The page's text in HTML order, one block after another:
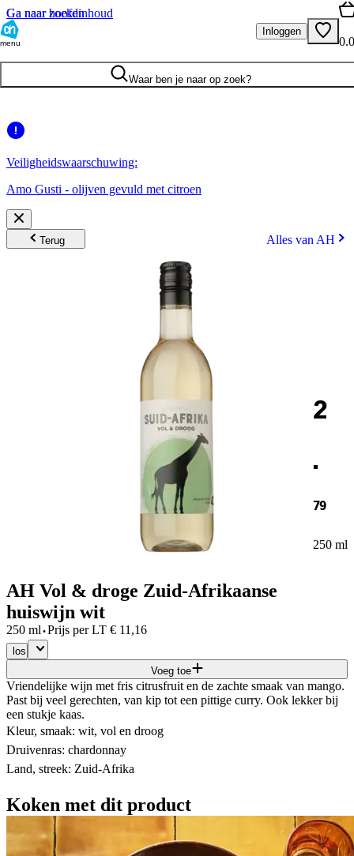
Ga naar hoofdinhoud
Ga naar zoeken
menu
Inloggen
Waar ben je naar op zoek?
Veiligheidswaarschuwing:
Amo Gusti - olijven gevuld met citroen
Terug Alles van AH
2
.
79
250 ml
AH Vol & droge Zuid-Afrikaanse
huiswijn wit
250 ml·Prijs per LT € 11,16
los
Voeg toe
Vriendelijke wijn met fris citrusfruit en de zachte smaak van mango.
Past bij veel gerechten, van kip tot een pittige curry. Ook lekker bij
een stukje kaas.
Kleur, smaak: wit, vol en droog
Druivenras: chardonnay
Land, streek: Zuid-Afrika
Koken met dit product